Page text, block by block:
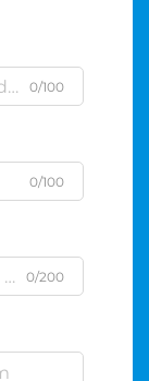
0/100
0/100
0/200